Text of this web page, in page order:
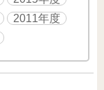
2011年度